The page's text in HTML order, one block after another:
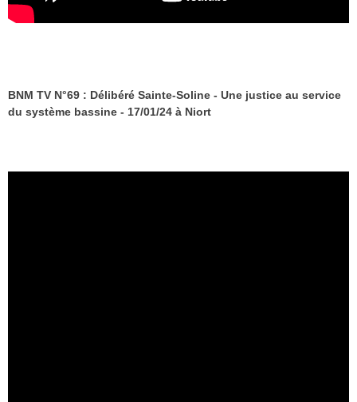
BNM TV N°69 : Délibéré Sainte-Soline - Une justice au service
du système bassine - 17/01/24 à Niort